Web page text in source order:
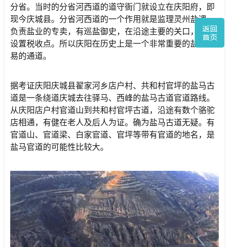
分省。当时的分省河西道的道守衙门就设立在庆阳府，即
现今庆城县。分省河西道的一个作用就是监理灵州盐课，
负责盐业的专卖，有巡盐御史，在沿途主要的关口，都会
设置税收点。所以庆阳在历史上是一个非常重要的盐绵贸
易的通道。
据考证庆阳庆城县翟家河乡店户村、共和村官坪的盐马古
道是一条绕道庆城去往驿马、西峰的盐马古道官道路线。
从庆阳店户村官道山到共和村官坪古道，沿途有数个骆驼
店相通，有健在老人及后人为证。确为盐马古道无疑。有
官道山、官道梁、白家官道、官坪等带有官道的地名，是
盐马官道的可能性比较大。